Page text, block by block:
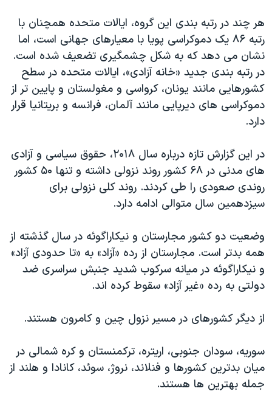
هر چند در رتبه بندی این گروه، ایالات متحده همچنان با
رتبه ۸۶ یک دموکراسی پویا با معیارهای جهانی است، اما
نشان می دهد که به شکل چشمگیری تضعیف شده است.
در رتبه بندی جدید «خانه آزادی»، ایالات متحده در سطح
کشورهایی مانند یونان، کرواسی و مغولستان و پایین تر از
دموکراسی های دیرپایی مانند آلمان، فرانسه و بریتانیا قرار
دارد.
در این گزارش تازه درباره سال ۲۰۱۸، حقوق سیاسی و آزادی
های مدنی در ۶۸ کشور روند نزولی داشته و تنها ۵۰ کشور
روندی صعودی را طی کردند. روند کلی نزولی برای
سیزدهمین سال متوالی ادامه دارد.
وضعیت دو کشور مجارستان و نیکاراگوئه در سال گذشته از
همه بدتر است. مجارستان از رده «آزاد» به «تا حدودی آزاد»
و نیکاراگوئه در میانه سرکوب شدید جنبش سراسری ضد
دولتی به رده «غیر آزاد» سقوط کرده اند.
از دیگر کشورهای در مسیر نزول چین و کامرون هستند.
سوریه، سودان جنوبی، اریتره، ترکمنستان و کره شمالی در
میان بدترین کشورها و فنلاند، نروژ، سوئد، کانادا و هلند از
جمله بهترین ها هستند.